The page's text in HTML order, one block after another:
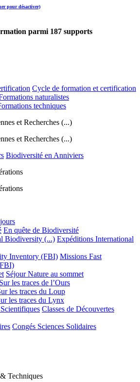
pour désactiver)
parmi 187 supports
Cycle de formation et certification
naturalistes
techniques
et Recherches (...)
et Recherches (...)
Biodiversité en Anniviers
En quête de Biodiversité
Biodiversity (...) Expéditions International
Inventory (FBI) Missions Fast
Séjour Nature au sommet
Sur les traces de l’Ours
les traces du Loup
les traces du Lynx
Classes de Découvertes
Congés Sciences Solidaires
Techniques